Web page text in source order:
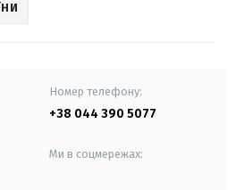
Номер телефону:
+38 044 390 5077
Ми в соцмережах: